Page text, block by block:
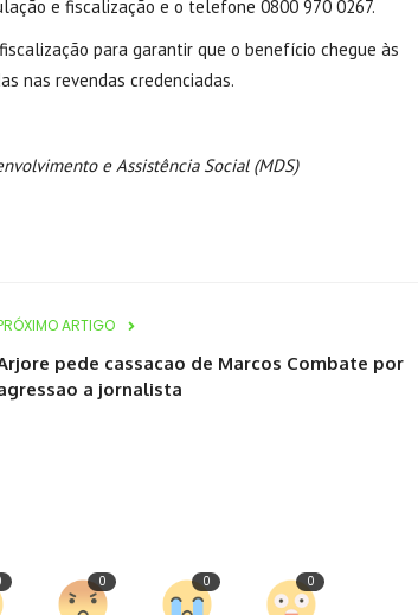
e fiscalização e o telefone 0800 970 0267.
para garantir que o benefício chegue às
nas revendas credenciadas.
e Assistência Social (MDS)
ARTIGO
pede cassacao de Marcos Combate por
a jornalista
0 0 0